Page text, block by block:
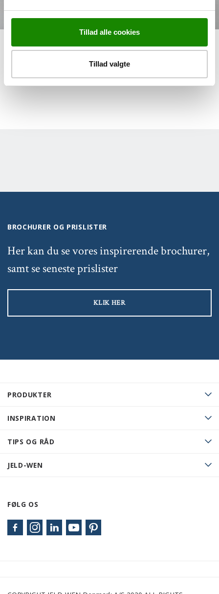
Tillad alle cookies
Tillad valgte
PRODUKTER
INSPIRATION
TIPS OG RÅD
JELD-WEN
FØLG OS
BROCHURER OG PRISLISTER
Her kan du se vores inspirerende brochurer,
samt se seneste prislister
KLIK HER